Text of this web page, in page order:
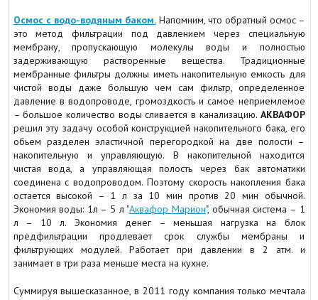
Осмос с водо-водяным баком.Напомним, что обратный осмос –
это метод фильтрации под давлением через специальную
мембрану, пропускающую молекулы воды и полностью
задерживающую растворенные вещества. Традиционные
мембранные фильтры должны иметь накопительную емкость для
чистой воды даже большую чем сам фильтр, определенное
давление в водопроводе, громоздкость и самое неприемлемое
– большое количество воды сливается в канализацию. АКВАФОР
решил эту задачу особой конструкцией накопительного бака, его
обьем разделен эластичной перегородкой на две полости –
накопительную и управляющую. В накопительной находится
чистая вода, а управляющая полость через бак автоматики
соединена с водопроводом. Поэтому скорость накопления бака
остается высокой – 1 л за 10 мин против 20 мин обычной.
Экономия воды: 1л – 5 л "Аквафор Марион", обычная система – 1
л – 10 л. Экономия денег – меньшая нагрузка на блок
предфильтрации продлевает срок службы мембраны и
фильтрующих модулей. Работает при давлении в 2 атм. и
занимает в три раза меньше места на кухне.
Суммируя вышесказанное, в 2011 году компания только мечтала